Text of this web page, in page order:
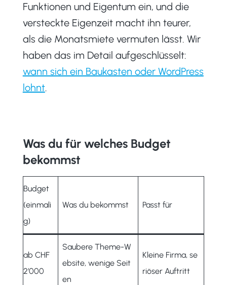
Funktionen und Eigentum ein, und die
versteckte Eigenzeit macht ihn teurer,
als die Monatsmiete vermuten lässt. Wir
haben das im Detail aufgeschlüsselt:
wann sich ein Baukasten oder WordPress
lohnt.
Was du für welches Budget
bekommst
Budget
(einmali
g)
Was du bekommst Passt für
ab CHF
2’000
Saubere Theme-W
ebsite, wenige Seit
en
Kleine Firma, se
riöser Auftritt